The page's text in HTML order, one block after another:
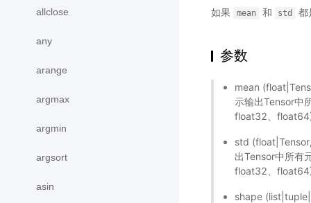
allclose
any
arange
argmax
argmin
argsort
asin
如果 mean 和 std 都
参数
mean
示输出Tensor中
float32、
std
出Tensor中所有
float32、
shape